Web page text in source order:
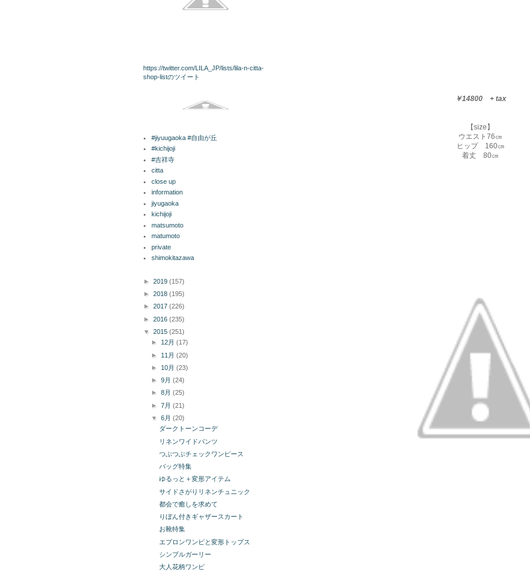
￥14800 + tax
【size】
ウエスト76㎝
ヒップ 160㎝
着丈 80㎝
https://twitter.com/LILA_JP/lists/lila-n-citta-
shop-listのツイート
Facebook
#jiyuugaoka #自由が丘
#kichijoji
#吉祥寺
citta
close up
information
jiyugaoka
kichijoji
matsumoto
matumoto
private
shimokitazawa
► 2019 (157)
► 2018 (195)
► 2017 (226)
► 2016 (235)
▼ 2015 (251)
► 12月(17)
► 11月(20)
► 10月(23)
►9月(24)
►8月(25)
►7月(21)
▼6月(20)
ダークトーンコーデ
リネンワイドパンツ
つぶつぶチェックワンピース
バッグ特集
ゆるっと＋変形アイテム
サイドさがりリネンチュニック
都会で癒しを求めて
りぼん付きギャザースカート
お靴特集
エプロンワンピと変形トップス
シンプルガーリー
大人花柄ワンピ